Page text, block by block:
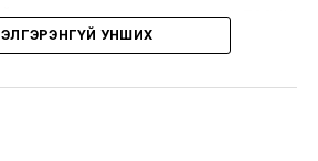
шалтгаалсан газрын тосны
зах зээлд буураагүй байна.
бусад эх үүсвэрээс худалдан
1,200-2,000 ам.долларт хүрчээ.
УНШИХ